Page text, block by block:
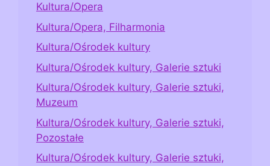
Kultura/Opera
Kultura/Opera, Filharmonia
Kultura/Ośrodek kultury
Kultura/Ośrodek kultury, Galerie sztuki
Kultura/Ośrodek kultury, Galerie sztuki,
Muzeum
Kultura/Ośrodek kultury, Galerie sztuki,
Pozostałe
Kultura/Ośrodek kultury, Galerie sztuki,